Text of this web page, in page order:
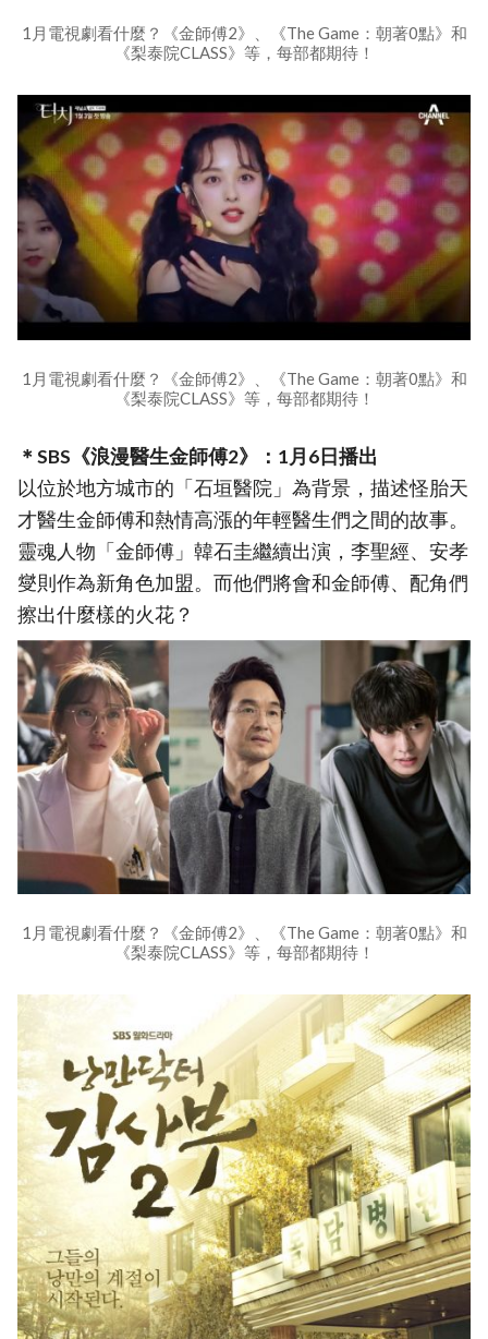
1月電視劇看什麼？《金師傅2》、《The Game：朝著0點》和
《梨泰院CLASS》等，每部都期待！
1月電視劇看什麼？《金師傅2》、《The Game：朝著0點》和
《梨泰院CLASS》等，每部都期待！
＊SBS《浪漫醫生金師傅2》：1月6日播出
以位於地方城市的「石垣醫院」為背景，描述怪胎天
才醫生金師傅和熱情高漲的年輕醫生們之間的故事。
靈魂人物「金師傅」韓石圭繼續出演，李聖經、安孝
燮則作為新角色加盟。而他們將會和金師傅、配角們
擦出什麼樣的火花？
1月電視劇看什麼？《金師傅2》、《The Game：朝著0點》和
《梨泰院CLASS》等，每部都期待！